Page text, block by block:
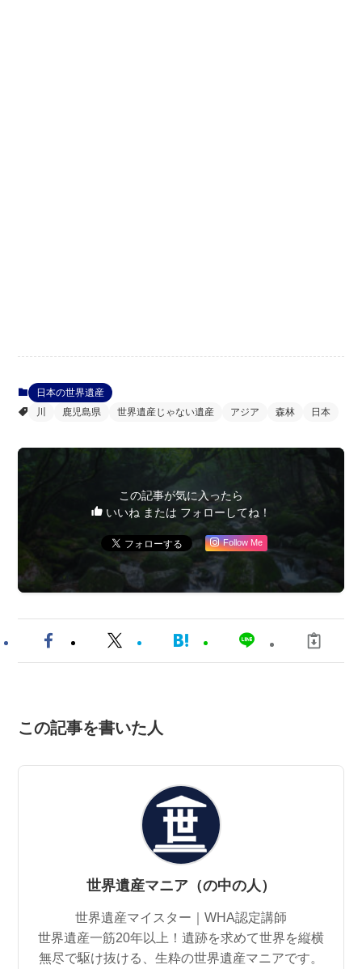
日本の世界遺産
川
鹿児島県 世界遺産じゃない遺産 アジア 森林 日本
この記事が気に入ったら
いいね または フォローしてね！
Follow Me
この記事を書いた人
世界遺産マニア（の中の人）
世界遺産マイスター｜WHA認定講師
世界遺産一筋20年以上！遺跡を求めて世界を縦横
無尽で駆け抜ける、生粋の世界遺産マニアです。